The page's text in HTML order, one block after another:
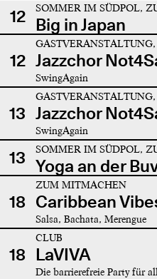
12
SOMMER IM SÜDPOL,
Big in Japan
12 Jazzchor
SwingAgain
13 Jazzchor
SwingAgain
13 SOMMER IM SÜDPOL,
Yoga an der
18
ZUM MITMACHEN
Caribbean
Salsa, Bachata, Merengue
18
CLUB
LaVIVA
Die barrierefreie Party für